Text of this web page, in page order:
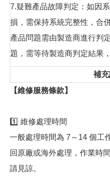
7.疑難產品故障判定：如因
損，需保持系統完整性，合
產品問題需由製造商進行判
題，需等待製造商判定結果
補
【維修服務條款】
1️⃣ 維修處理時間
一般處理時間為 7～14 個工
回原廠或海外處理，作業時
請見諒。